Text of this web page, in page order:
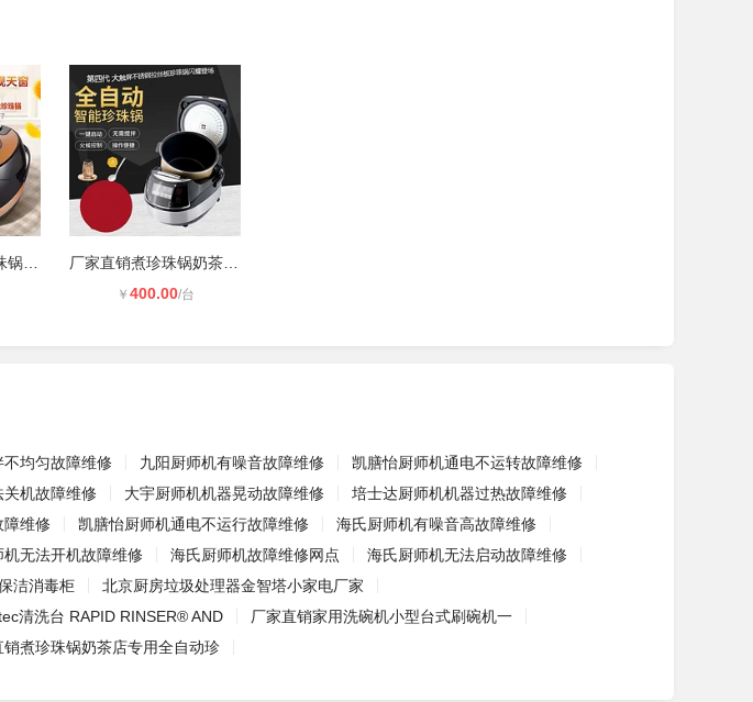
￥ 400.00/台
均匀故障维修 九阳厨师机有噪音故障维修
凯膳怡厨师机通电不运转故障维修
机故障维修 大宇厨师机机器晃动故障维修
培士达厨师机机器过热故障维修
障维修 凯膳怡厨师机通电不运行故障维修
海氏厨师机有噪音高故障维修
机无法开机故障维修 海氏厨师机故障维修网点
海氏厨师机无法启动故障维修
洁消毒柜
北京厨房垃圾处理器金智塔小家电厂家
清洗台 RAPID RINSER® AND
厂家直销家用洗碗机小型台式刷碗机一
销煮珍珠锅奶茶店专用全自动珍